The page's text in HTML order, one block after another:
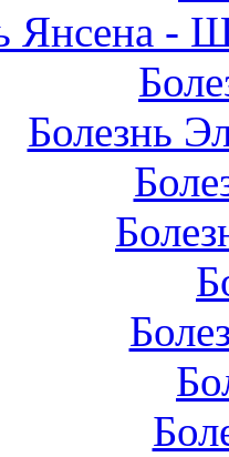
Янсена -
Болезнь